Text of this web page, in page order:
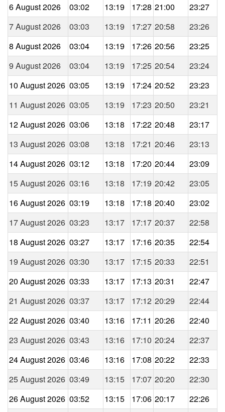
6 August 2026
03:02 13:19 17:28 21:00
23:27
7 August 2026
03:03 13:19 17:27 20:58
23:26
8 August 2026
03:04 13:19 17:26 20:56
23:25
9 August 2026
03:04 13:19 17:25 20:54
23:24
10 August 2026 03:05 13:19 17:24 20:52
23:23
11 August 2026 03:05 13:19 17:23 20:50
23:21
12 August 2026 03:06 13:18 17:22 20:48
23:17
13 August 2026 03:08 13:18 17:21 20:46
23:13
14 August 2026 03:12 13:18 17:20 20:44
23:09
15 August 2026 03:16 13:18 17:19 20:42
23:05
16 August 2026 03:19 13:18 17:18 20:40
23:02
17 August 2026 03:23 13:17 17:17 20:37
22:58
18 August 2026 03:27 13:17 17:16 20:35
22:54
19 August 2026 03:30 13:17 17:15 20:33
22:51
20 August 2026 03:33 13:17 17:13 20:31
22:47
21 August 2026 03:37 13:17 17:12 20:29
22:44
22 August 2026 03:40 13:16 17:11 20:26
22:40
23 August 2026 03:43 13:16 17:10 20:24
22:37
24 August 2026 03:46 13:16 17:08 20:22
22:33
25 August 2026 03:49 13:15 17:07 20:20
22:30
26 August 2026 03:52 13:15 17:06 20:17 22:26